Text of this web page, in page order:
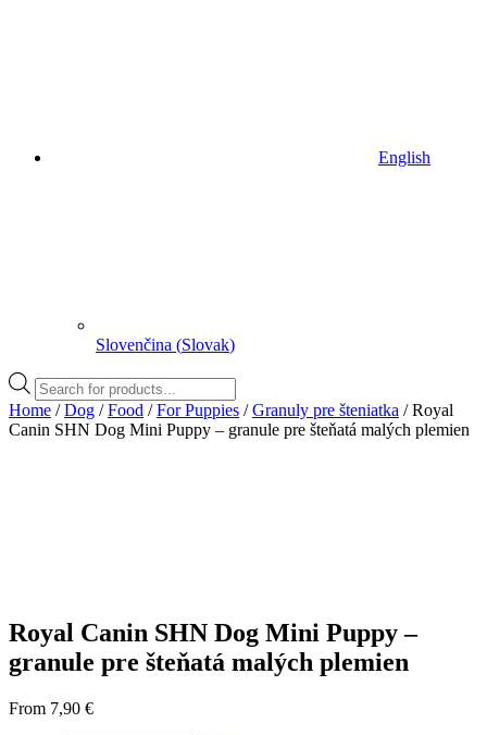
English
Slovenčina (Slovak)
Products
search
Home /Dog /Food /For Puppies /Granuly pre šteniatka / Royal
Canin SHN Dog Mini Puppy – granule pre šteňatá malých plemien
Royal Canin SHN Dog Mini Puppy –
granule pre šteňatá malých plemien
From 7,90 €